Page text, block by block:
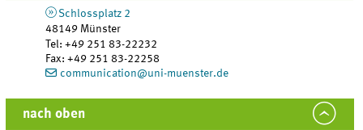
Schlossplatz 2
48149 Münster
Tel:+49 251 83-22232
Fax:+49 251 83-22258
communication@uni-muenster.de
nach oben